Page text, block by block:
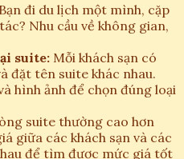
Bạn đi du lịch một mình, cặp
Nhu cầu về không gian,
suite: Mỗi khách sạn có
đặt tên suite khác nhau.
hình ảnh để chọn đúng loại
suite thường cao hơn
giữa các khách sạn và các
để tìm được mức giá tốt